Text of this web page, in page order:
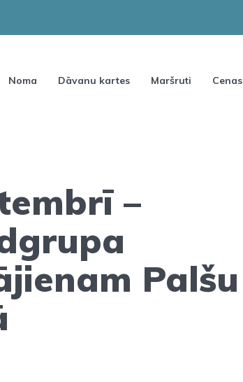
Noma Dāvanu kartes Maršruti Cenas
–
Palšu